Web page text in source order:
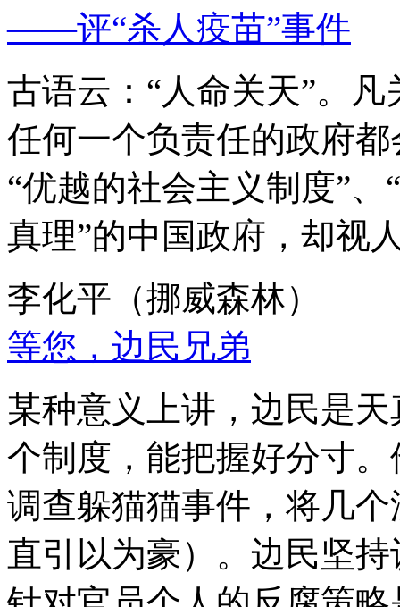
——评“杀人疫苗”事件
古语云：“人命关天”。
任何一个负责任的政府
“优越的社会主义制度”
真理”的中国政府，却视
李化平（挪威森林）
等您，边民兄弟
某种意义上讲，边民是
个制度，能把握好分寸
调查躲猫猫事件，将几
直引以为豪）。边民坚